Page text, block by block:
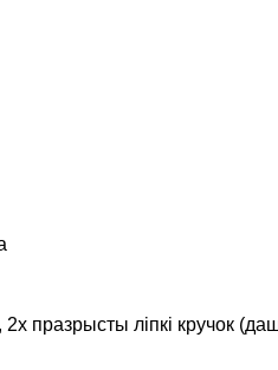
празрысты ліпкі кручок